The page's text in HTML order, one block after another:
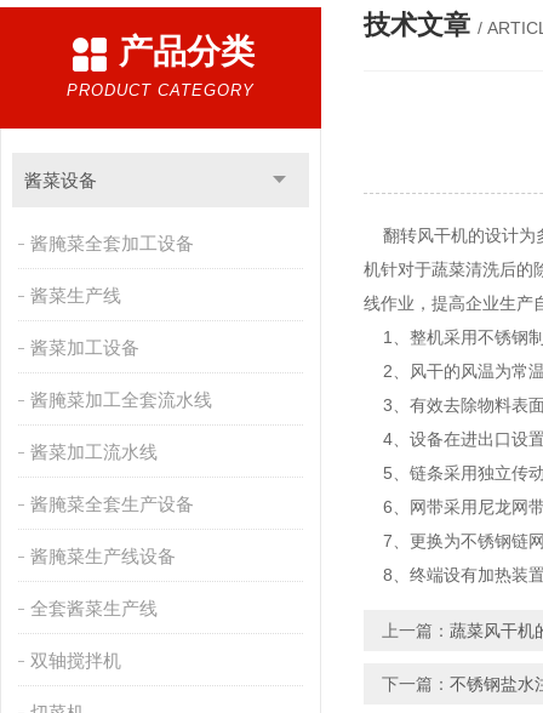
产品分类
PRODUCT CATEGORY
酱菜设备
酱腌菜全套加工设备
酱菜生产线
酱菜加工设备
酱腌菜加工全套流水线
酱菜加工流水线
酱腌菜全套生产设备
酱腌菜生产线设备
全套酱菜生产线
双轴搅拌机
技术文章 /
翻转风干机的设计为
机针对于蔬菜清洗后的
线作业，提高企业生产
1、整机采用不锈钢
2、风干的风温为常
3、有效去除物料表
4、设备在进出口设
5、链条采用独立传
6、网带采用尼龙网
7、更换为不锈钢链
8、终端设有加热装
上一篇： 蔬菜风干机
下一篇： 不锈钢盐水